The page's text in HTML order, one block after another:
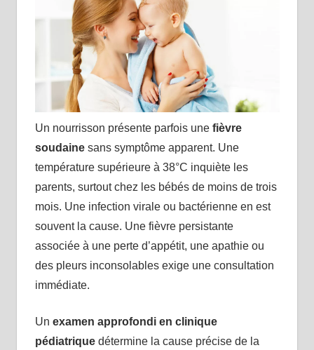
Un nourrisson présente parfois une fièvre
soudainesans symptôme apparent. Une
température supérieure à 38°C inquiète les
parents, surtout chez les bébés de moins de trois
mois. Une infection virale ou bactérienne en est
souvent la cause. Une fièvre persistante
associée à une perte d’appétit, une apathie ou
des pleurs inconsolables exige une consultation
immédiate.
Un examen approfondi en clinique
pédiatriquedétermine la cause précise de la